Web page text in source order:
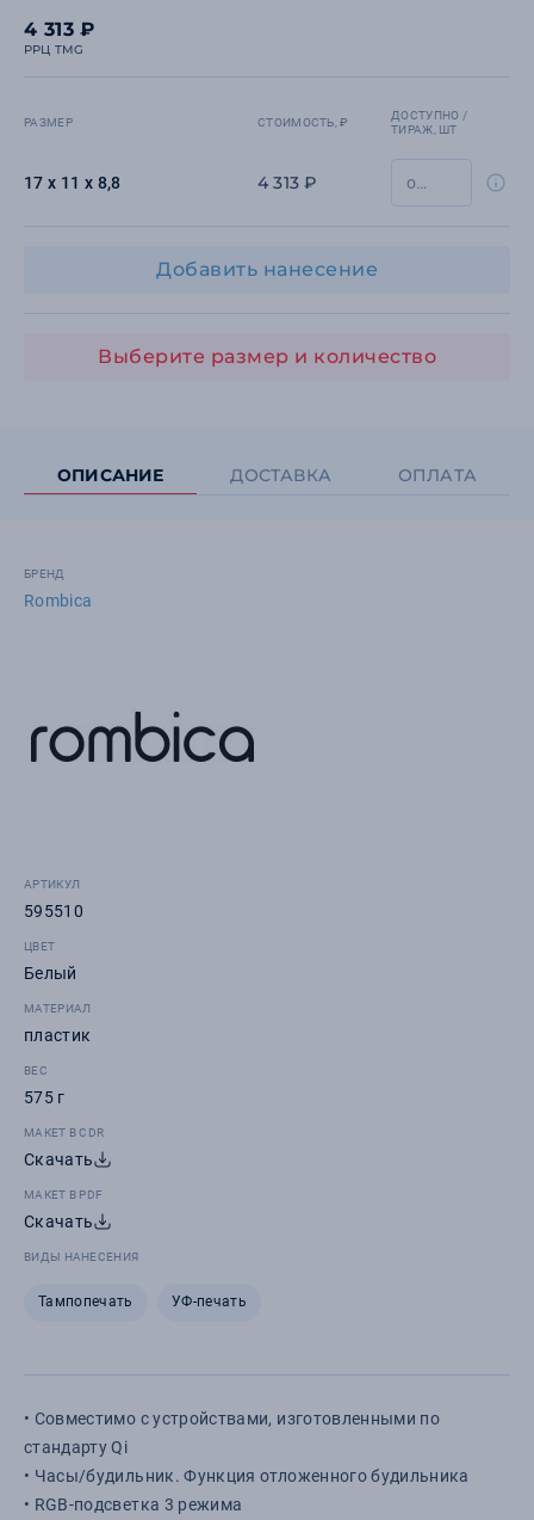
4 313 ₽
РРЦ TMG
РАЗМЕР СТОИМОСТЬ, ₽
ДОСТУПНО /
ТИРАЖ, ШТ
17 х 11 х 8,8 4 313 ₽
Добавить нанесение
Выберите размер и количество
ОПИСАНИЕ ДОСТАВКА ОПЛАТА
БРЕНД
Rombica
АРТИКУЛ
595510
ЦВЕТ
Белый
МАТЕРИАЛ
пластик
ВЕС
575 г
МАКЕТ В CDR
Скачать
МАКЕТ В PDF
Скачать
ВИДЫ НАНЕСЕНИЯ
Тампопечать УФ-печать
• Совместимо с устройствами, изготовленными по
стандарту Qi
• Часы/будильник. Функция отложенного будильника
• RGB-подсветка 3 режима